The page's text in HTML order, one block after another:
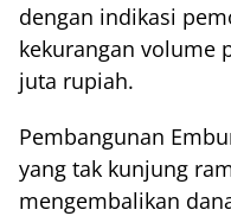
dengan indikasi
kekurangan volume
juta rupiah.
Pembangunan
yang tak kunjung
mengembalikan